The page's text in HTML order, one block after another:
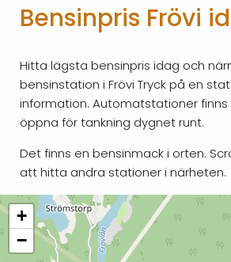
Bensinpris Frövi
Hitta lägsta bensinpris idag och
bensinstation i Frövi Tryck på en
information. Automatstationer finns
öppna för tankning dygnet runt.
Det finns en bensinmack i orten.
att hitta andra stationer i närheten.
+
−